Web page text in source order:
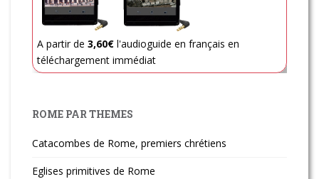
A partir de 3,60€ l'audioguide en français en
téléchargement immédiat
ROME PAR THEMES
Catacombes de Rome, premiers chrétiens
Eglises primitives de Rome